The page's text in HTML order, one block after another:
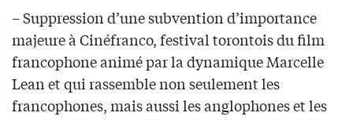
– Suppression d’une subvention d’importance
majeure à Cinéfranco, festival torontois du film
francophone animé par la dynamique Marcelle
Lean et qui rassemble non seulement les
francophones, mais aussi les anglophones et les